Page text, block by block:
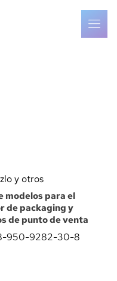
y otros
modelos para el
de packaging y
de punto de venta
950-9282-30-8